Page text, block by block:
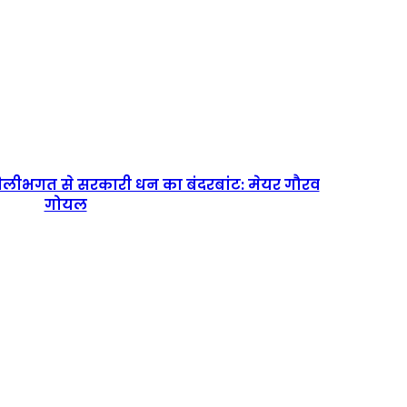
से सरकारी धन का बंदरबांट: मेयर गौरव
गोयल